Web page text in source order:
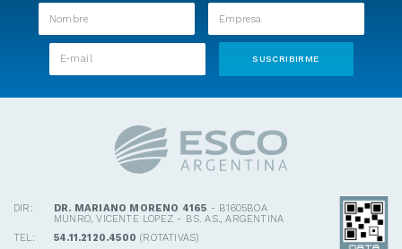
DIR: DR. MARIANO MORENO 4165 - B1605BOA
MUNRO, VICENTE LOPEZ - BS. AS., ARGENTINA
TEL:
54.11.2120.4500 (ROTATIVAS)